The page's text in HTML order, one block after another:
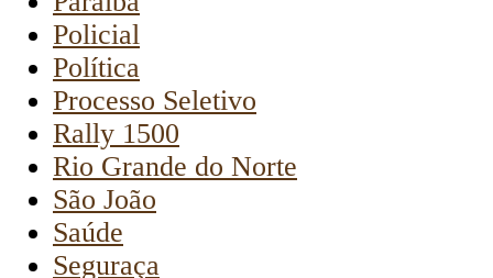
Policial
Política
Processo Seletivo
Rally 1500
Rio Grande do Norte
São João
Saúde
Seguraça